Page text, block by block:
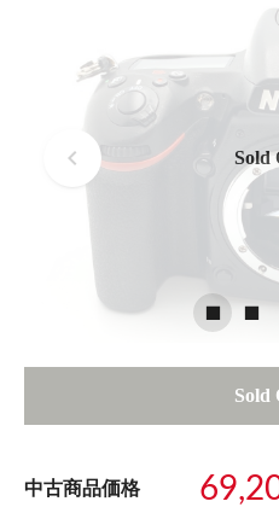
Sold
Sold
中古商品価格